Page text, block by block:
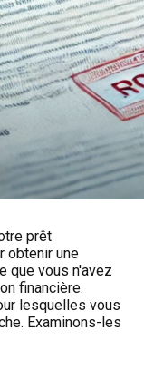
prêt
obtenir une
que vous n'avez
financière.
lesquelles vous
Examinons-les